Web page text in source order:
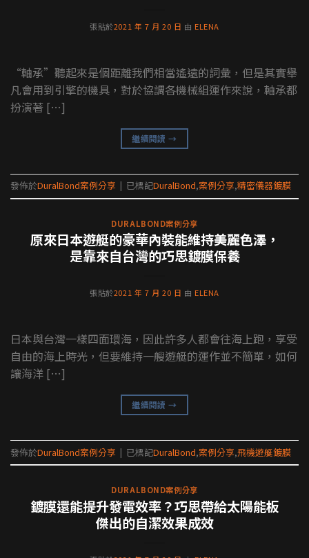
張貼於2021 年 7 月 20 日 由 ELENA
“軸承”聽起來是個距離我們相當遙遠的詞彙，但是其實舉
凡會用到引擎的機具，對於協調各機械組運作來說，軸承都
扮演著 […]
繼續閱讀→
發佈於DuralBond案例分享 | 已標記DuralBond,案例分享,精密儀器鍍膜
DURALBOND案例分享
原來日本遊艇的豪華內裝能維持美麗色澤，
是靠來自台灣的巧思鍍膜保養
張貼於2021 年 7 月 20 日 由 ELENA
日本與台灣一樣四面環海，因此許多人都會往海上跑，享受
自由的海上時光，但要維持一艘遊艇的運作並不簡單，如何
讓海洋 […]
繼續閱讀→
發佈於DuralBond案例分享 | 已標記DuralBond,案例分享,飛機遊艇鍍膜
DURALBOND案例分享
鍍膜還能提升發電效率？巧思帶給太陽能板
傑出的自潔效果成效